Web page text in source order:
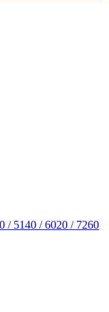
/ 5140 / 6020 / 7260